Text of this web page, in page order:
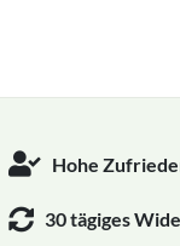
Hohe
30 tägiges